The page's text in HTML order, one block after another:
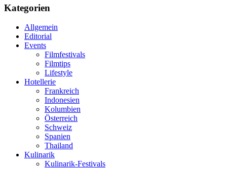
Kategorien
Allgemein
Editorial
Events
Filmfestivals
Filmtips
Lifestyle
Hotellerie
Frankreich
Indonesien
Kolumbien
Österreich
Schweiz
Spanien
Thailand
Kulinarik
Kulinarik-Festivals